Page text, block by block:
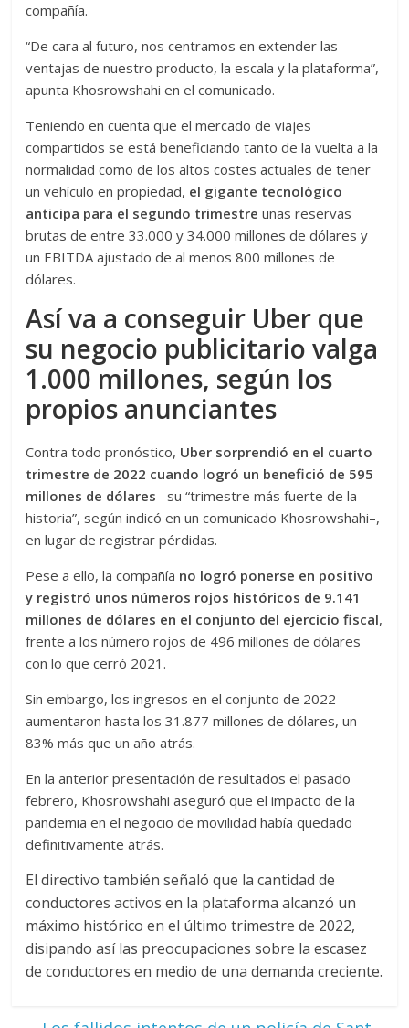
compañía.
“De cara al futuro, nos centramos en extender las
ventajas de nuestro producto, la escala y la plataforma”,
apunta Khosrowshahi en el comunicado.
Teniendo en cuenta que el mercado de viajes
compartidos se está beneficiando tanto de la vuelta a la
normalidad como de los altos costes actuales de tener
un vehículo en propiedad, el gigante tecnológico
anticipa para el segundo trimestre unas reservas
brutas de entre 33.000 y 34.000 millones de dólares y
un EBITDA ajustado de al menos 800 millones de
dólares.
Así va a conseguir Uber que
su negocio publicitario valga
1.000 millones, según los
propios anunciantes
Contra todo pronóstico, Uber sorprendió en el cuarto
trimestre de 2022 cuando logró un benefició de 595
millones de dólares –su “trimestre más fuerte de la
historia”, según indicó en un comunicado Khosrowshahi–,
en lugar de registrar pérdidas.
Pese a ello, la compañía no logró ponerse en positivo
y registró unos números rojos históricos de 9.141
millones de dólares en el conjunto del ejercicio fiscal,
frente a los número rojos de 496 millones de dólares
con lo que cerró 2021.
Sin embargo, los ingresos en el conjunto de 2022
aumentaron hasta los 31.877 millones de dólares, un
83% más que un año atrás.
En la anterior presentación de resultados el pasado
febrero, Khosrowshahi aseguró que el impacto de la
pandemia en el negocio de movilidad había quedado
definitivamente atrás.
El directivo también señaló que la cantidad de
conductores activos en la plataforma alcanzó un
máximo histórico en el último trimestre de 2022,
disipando así las preocupaciones sobre la escasez
de conductores en medio de una demanda creciente.